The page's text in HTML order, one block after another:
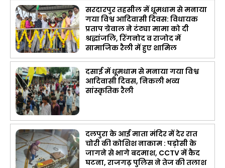
सरदारपुर तहसील में धूमधाम से मनाया
गया विश्व आदिवासी दिवस: विधायक
प्रताप ग्रेवाल ने टंट्या मामा को दी
श्रद्धांजलि, रिंगनोद व राजोद में
सामाजिक रैली में हुए शामिल
दसाई में धूमधाम से मनाया गया विश्व
आदिवासी दिवस, निकली भव्य
सांस्कृतिक रैली
दलपुरा के आई माता मंदिर में देर रात
चोरी की कोशिश नाकाम : पड़ोसी के
जागने से भागे बदमाश, CCTV में कैद
घटना, राजगढ़ पुलिस ने तेज की तलाश